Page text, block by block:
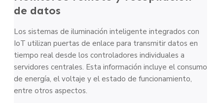
de datos
Los sistemas de iluminación inteligente integrados con
IoT utilizan puertas de enlace para transmitir datos en
tiempo real desde los controladores individuales a
servidores centrales. Esta información incluye el consumo
de energía, el voltaje y el estado de funcionamiento,
entre otros aspectos.